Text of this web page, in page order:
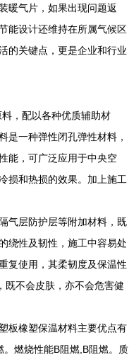
暖气片，如果出现问题返
能设计还维持在所属气候区
的关键点，更是企业和行业
，配以各种优质辅助材
是一种弹性闭孔弹性材料，
能，可广泛应用于中央空
损和热损的效果。加上施工
层防护层等附加材料，既
绕性及韧性，施工中容易处
复使用，其柔韧度及保温性
既不会皮肤，亦不会危害健
板橡塑保温材料主要优点有
燃烧性能B阻燃,B阻燃。质